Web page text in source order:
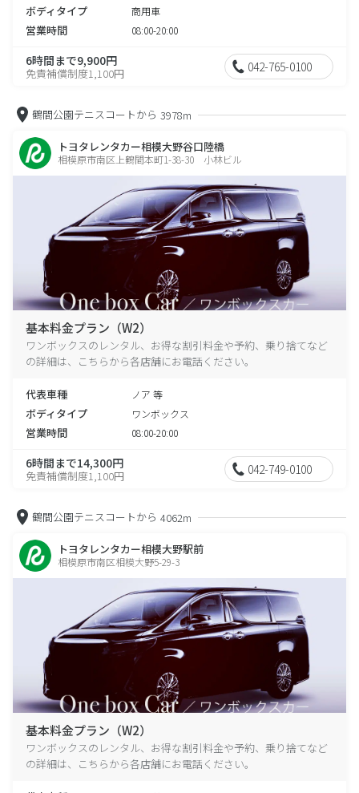
ボディタイプ 商用車
営業時間 08:00-20:00
6時間まで9,900円
免責補償制度1,100円 042-765-0100
鶴間公園テニスコートから 3978m
トヨタレンタカー相模大野谷口陸橋
相模原市南区上鶴間本町1-38-30 小林ビル
基本料金プラン（W2）
ワンボックスのレンタル、お得な割引料金や予約、乗り捨てなど
の詳細は、こちらから各店舗にお電話ください。
代表車種 ノア 等
ボディタイプ ワンボックス
営業時間 08:00-20:00
6時間まで14,300円
免責補償制度1,100円 042-749-0100
鶴間公園テニスコートから 4062m
トヨタレンタカー相模大野駅前
相模原市南区相模大野5-29-3
基本料金プラン（W2）
ワンボックスのレンタル、お得な割引料金や予約、乗り捨てなど
の詳細は、こちらから各店舗にお電話ください。